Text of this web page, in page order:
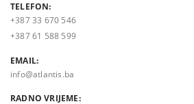
TELEFON:
+387 33 670 546
+387 61 588 599
EMAIL:
info@atlantis.ba
RADNO VRIJEME: